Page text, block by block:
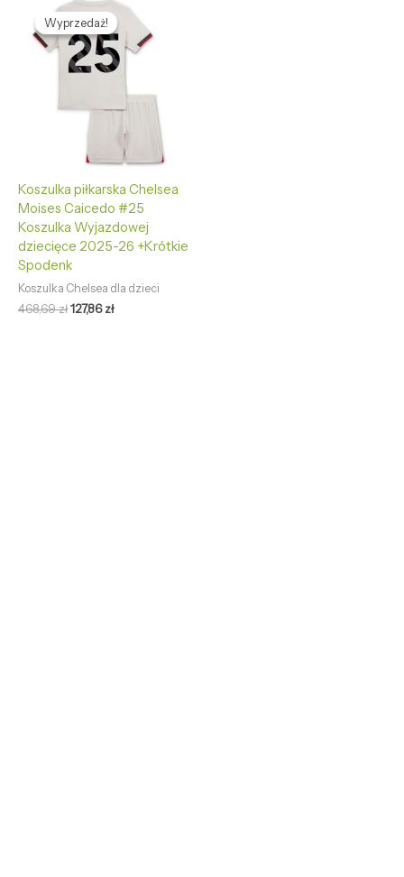
Wyprzedaż!
Wyprzedaż!
Koszulka piłkarska Chelsea
Moises Caicedo #25
Koszulka Wyjazdowej
dziecięce 2025-26 +Krótkie
Spodenk
Koszulka Chelsea dla dzieci
468,69zł
cena
wynosiła:
468,69 zł.
127,86zł
cena
wynosi:
127,86 zł.